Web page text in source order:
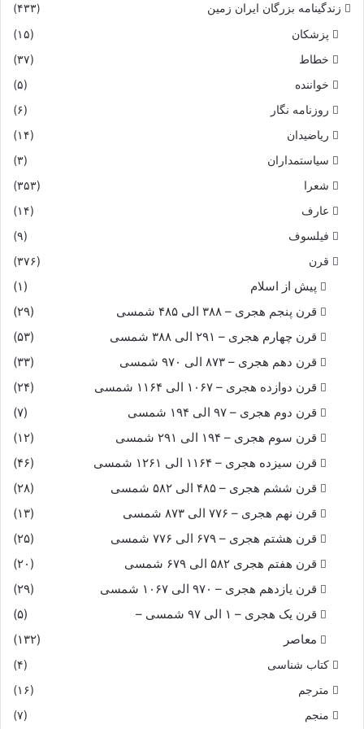
زندگینامه بزرگان ایران زمین (۴۳۳)
پزشکان
(۱۵)
خطاط
(۳۷)
خواننده
(۵)
روزنامه نگار
(۶)
ریاضیدان
(۱۴)
سیاستمداران
(۳)
شعرا
(۳۵۳)
عارف
(۱۴)
فیلسوف
(۹)
قرن
(۳۷۶)
پیش از اسلام
(۱)
قرن پنجم هجری – ۳۸۸ الی ۴۸۵ شمسی
(۲۹)
قرن چهارم هجری – ۲۹۱ الی ۳۸۸ شمسی
(۵۳)
قرن دهم هجری – ۸۷۳ الی ۹۷۰ شمسی
(۳۳)
قرن دوازده هجری – ۱۰۶۷ الی ۱۱۶۴ شمسی
(۲۴)
قرن دوم هجری – ۹۷ الی ۱۹۴ شمسی
(۷)
قرن سوم هجری – ۱۹۴ الی ۲۹۱ شمسی
(۱۲)
قرن سیزده هجری – ۱۱۶۴ الی ۱۲۶۱ شمسی
(۴۶)
قرن ششم هجری – ۴۸۵ الی ۵۸۲ شمسی
(۲۸)
قرن نهم هجری – ۷۷۶ الی ۸۷۳ شمسی
(۱۳)
قرن هشتم هجری – ۶۷۹ الی ۷۷۶ شمسی
(۲۵)
قرن هفتم هجری ۵۸۲ الی ۶۷۹ شمسی
(۲۰)
قرن یازدهم هجری – ۹۷۰ الی ۱۰۶۷ شمسی
(۲۹)
قرن یک هجری – ۱ الی ۹۷ شمسی –
(۵)
معاصر
(۱۳۲)
کتاب شناسی
(۴)
مترجم
(۱۶)
منجم
(۷)